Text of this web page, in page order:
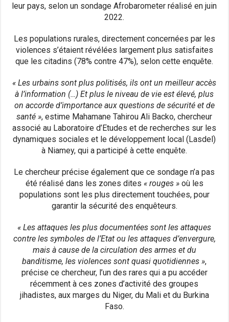
leur pays, selon un sondage Afrobarometer réalisé en juin
2022.
Les populations rurales, directement concernées par les
violences s’étaient révélées largement plus satisfaites
que les citadins (78% contre 47%), selon cette enquête.
« Les urbains sont plus politisés, ils ont un meilleur accès
à l’information (…) Et plus le niveau de vie est élevé, plus
on accorde d’importance aux questions de sécurité et de
santé », estime Mahamane Tahirou Ali Backo, chercheur
associé au Laboratoire d’Etudes et de recherches sur les
dynamiques sociales et le développement local (Lasdel)
à Niamey, qui a participé à cette enquête.
Le chercheur précise également que ce sondage n’a pas
été réalisé dans les zones dites « rouges »où les
populations sont les plus directement touchées, pour
garantir la sécurité des enquêteurs.
« Les attaques les plus documentées sont les attaques
contre les symboles de l’Etat ou les attaques d’envergure,
mais à cause de la circulation des armes et du
banditisme, les violences sont quasi quotidiennes »,
précise ce chercheur, l’un des rares qui a pu accéder
récemment à ces zones d’activité des groupes
jihadistes, aux marges du Niger, du Mali et du Burkina
Faso.